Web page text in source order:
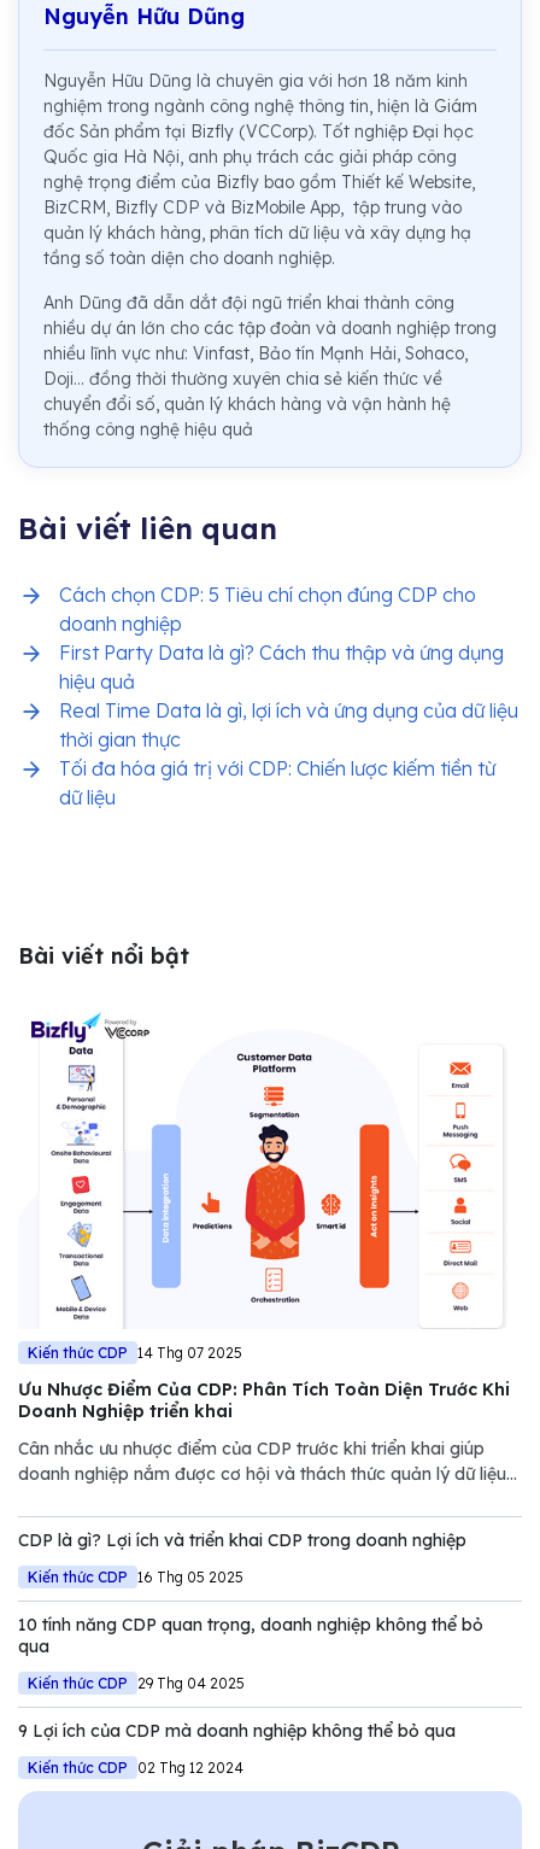
Nguyễn Hữu Dũng
Nguyễn Hữu Dũng là chuyên gia với hơn 18 năm kinh
nghiệm trong ngành công nghệ thông tin, hiện là Giám
đốc Sản phẩm tại Bizfly (VCCorp). Tốt nghiệp Đại học
Quốc gia Hà Nội, anh phụ trách các giải pháp công
nghệ trọng điểm của Bizfly bao gồm Thiết kế Website,
BizCRM, Bizfly CDP và BizMobile App, tập trung vào
quản lý khách hàng, phân tích dữ liệu và xây dựng hạ
tầng số toàn diện cho doanh nghiệp.
Anh Dũng đã dẫn dắt đội ngũ triển khai thành công
nhiều dự án lớn cho các tập đoàn và doanh nghiệp trong
nhiều lĩnh vực như: Vinfast, Bảo tín Mạnh Hải, Sohaco,
Doji... đồng thời thường xuyên chia sẻ kiến thức về
chuyển đổi số, quản lý khách hàng và vận hành hệ
thống công nghệ hiệu quả
Bài viết liên quan
Cách chọn CDP: 5 Tiêu chí chọn đúng CDP cho
doanh nghiệp
First Party Data là gì? Cách thu thập và ứng dụng
hiệu quả
Real Time Data là gì, lợi ích và ứng dụng của dữ liệu
thời gian thực
Tối đa hóa giá trị với CDP: Chiến lược kiếm tiền từ
dữ liệu
Bài viết nổi bật
Kiến thức CDP 14 Thg 07 2025
Ưu Nhược Điểm Của CDP: Phân Tích Toàn Diện Trước Khi
Doanh Nghiệp triển khai
Cân nhắc ưu nhược điểm của CDP trước khi triển khai giúp
doanh nghiệp nắm được cơ hội và thách thức quản lý dữ liệu
CDP là gì? Lợi ích và triển khai CDP trong doanh nghiệp
Kiến thức CDP 16 Thg 05 2025
10 tính năng CDP quan trọng, doanh nghiệp không thể bỏ
qua
Kiến thức CDP 29 Thg 04 2025
9 Lợi ích của CDP mà doanh nghiệp không thể bỏ qua
Kiến thức CDP 02 Thg 12 2024